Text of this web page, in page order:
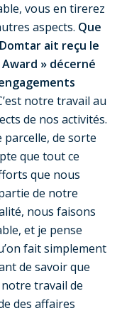
vous en tirerez
aspects. Que
ait reçu le
» décerné
notre travail au
de nos activités.
de sorte
que tout ce
que nous
de notre
nous faisons
et je pense
fait simplement
de savoir que
travail de
des affaires